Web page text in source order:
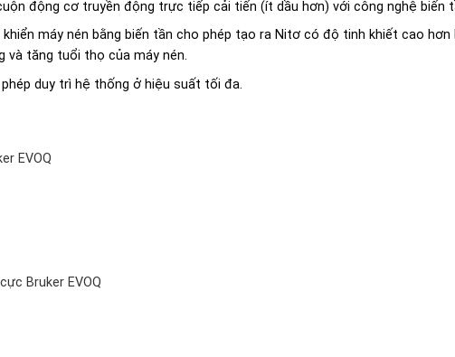
động cơ truyền động trực tiếp cải tiến (ít dầu hơn) với công nghệ biến
máy nén bằng biến tần cho phép tạo ra Nitơ có độ tinh khiết cao
và tăng tuổi thọ của máy nén.
duy trì hệ thống ở hiệu suất tối đa.
EVOQ
Bruker EVOQ